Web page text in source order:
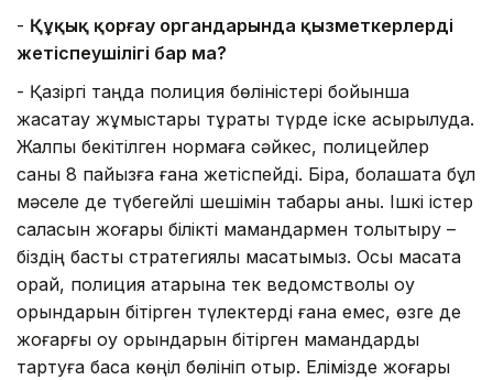
- Құқық қорғау органдарында қызметкерлердің
жетіспеушілігі бар ма?
- Қазіргі таңда полиция бөліністері бойынша
жасақтау жұмыстары тұрақты түрде іске асырылуда.
Жалпы бекітілген нормаға сәйкес, полицейлер
саны 8 пайызға ғана жетіспейді. Бірақ, болашақта бұл
мәселе де түбегейлі шешімін табары анық. Ішкі істер
саласын жоғары білікті мамандармен толықтыру –
біздің басты стратегиялық мақсатымыз. Осы мақсатқа
орай, полиция қатарына тек ведомстволық оқу
орындарын бітірген түлектерді ғана емес, өзге де
жоғарғы оқу орындарын бітірген мамандарды
тартуға баса көңіл бөлініп отыр. Елімізде жоғары